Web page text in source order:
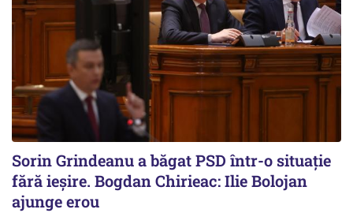
Sorin Grindeanu a băgat PSD într-o situație
fără ieșire. Bogdan Chirieac: Ilie Bolojan
ajunge erou